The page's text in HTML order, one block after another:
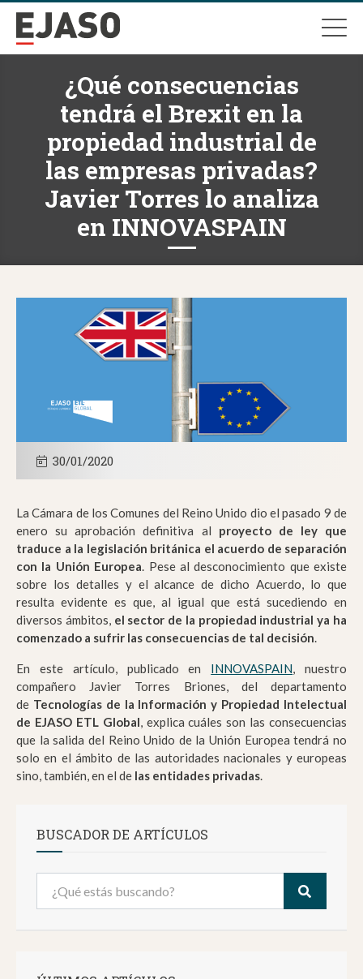
¿Qué consecuencias
tendrá el Brexit en la
propiedad industrial de
las empresas privadas?
Javier Torres lo analiza
en INNOVASPAIN
30/01/2020
La Cámara de los Comunes del Reino Unido dio el pasado 9 de
enero su aprobación definitiva al proyecto de ley que
traduce a la legislación británica el acuerdo de separación
con la Unión Europea. Pese al desconocimiento que existe
sobre los detalles y el alcance de dicho Acuerdo, lo que
resulta evidente es que, al igual que está sucediendo en
diversos ámbitos, el sector de la propiedad industrial ya ha
comenzado a sufrir las consecuencias de tal decisión.
En este artículo, publicado en INNOVASPAIN, nuestro
compañero Javier Torres Briones, del departamento
de Tecnologías de la Información y Propiedad Intelectual
de EJASO ETL Global, explica cuáles son las consecuencias
que la salida del Reino Unido de la Unión Europea tendrá no
solo en el ámbito de las autoridades nacionales y europeas
sino, también, en el de las entidades privadas.
BUSCADOR DE ARTÍCULOS